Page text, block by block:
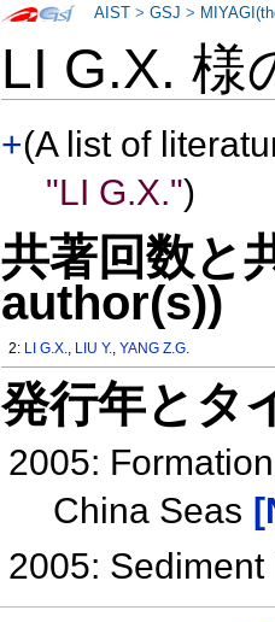
LI G.X. 様
+(A list of
"LI G.X.")
共著回数と
author(s))
2: LI G.X., LIU Y.,YANG Z.G.
発行年とタ
2005:
China Seas
2005:
AIST >GSJ >